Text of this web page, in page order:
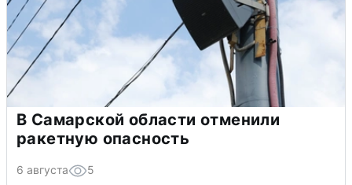
В Самарской области отменили
ракетную опасность
6 августа 5